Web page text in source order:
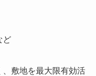
ど
、敷地を最大限有効活